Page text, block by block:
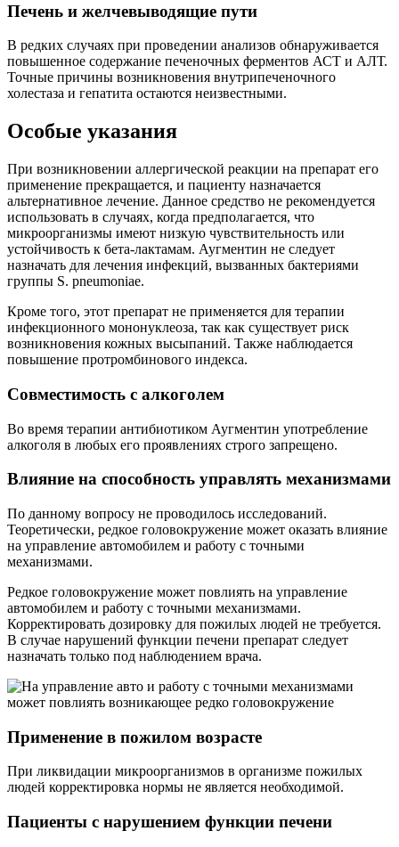
Печень и желчевыводящие пути
В редких случаях при проведении анализов обнаруживается
повышенное содержание печеночных ферментов АСТ и АЛТ.
Точные причины возникновения внутрипеченочного
холестаза и гепатита остаются неизвестными.
Особые указания
При возникновении аллергической реакции на препарат его
применение прекращается, и пациенту назначается
альтернативное лечение. Данное средство не рекомендуется
использовать в случаях, когда предполагается, что
микроорганизмы имеют низкую чувствительность или
устойчивость к бета-лактамам. Аугментин не следует
назначать для лечения инфекций, вызванных бактериями
группы S. pneumoniae.
Кроме того, этот препарат не применяется для терапии
инфекционного мононуклеоза, так как существует риск
возникновения кожных высыпаний. Также наблюдается
повышение протромбинового индекса.
Совместимость с алкоголем
Во время терапии антибиотиком Аугментин употребление
алкоголя в любых его проявлениях строго запрещено.
Влияние на способность управлять механизмами
По данному вопросу не проводилось исследований.
Теоретически, редкое головокружение может оказать влияние
на управление автомобилем и работу с точными
механизмами.
Редкое головокружение может повлиять на управление
автомобилем и работу с точными механизмами.
Корректировать дозировку для пожилых людей не требуется.
В случае нарушений функции печени препарат следует
назначать только под наблюдением врача.
Применение в пожилом возрасте
При ликвидации микроорганизмов в организме пожилых
людей корректировка нормы не является необходимой.
Пациенты с нарушением функции печени